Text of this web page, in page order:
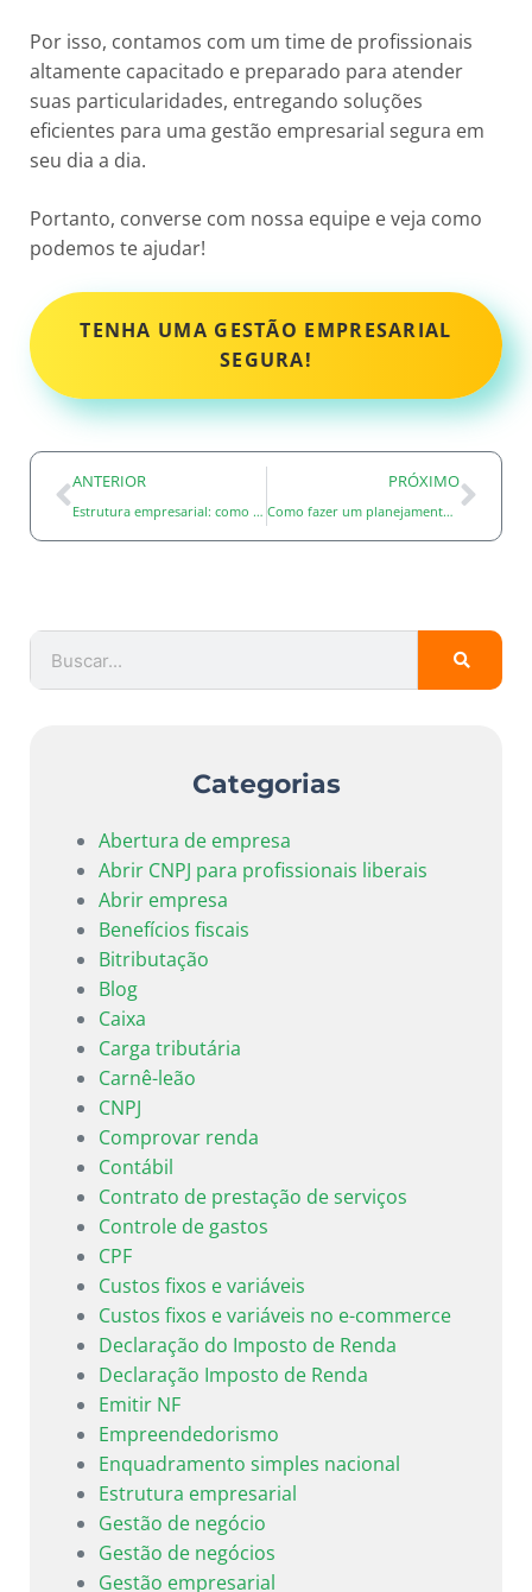
Por isso, contamos com um time de profissionais
altamente capacitado e preparado para atender
suas particularidades, entregando soluções
eficientes para uma gestão empresarial segura em
seu dia a dia.
Portanto, converse com nossa equipe e veja como
podemos te ajudar!
TENHA UMA GESTÃO EMPRESARIAL
SEGURA!
ANTERIOR
Estrutura empresarial: como mudar e se adaptar ao mercado
PRÓXIMO
Como fazer um planejamento tributário eficaz no seu e-commerce
Categorias
Abertura de empresa
Abrir CNPJ para profissionais liberais
Abrir empresa
Benefícios fiscais
Bitributação
Blog
Caixa
Carga tributária
Carnê-leão
CNPJ
Comprovar renda
Contábil
Contrato de prestação de serviços
Controle de gastos
CPF
Custos fixos e variáveis
Custos fixos e variáveis no e-commerce
Declaração do Imposto de Renda
Declaração Imposto de Renda
Emitir NF
Empreendedorismo
Enquadramento simples nacional
Estrutura empresarial
Gestão de negócio
Gestão de negócios
Gestão empresarial